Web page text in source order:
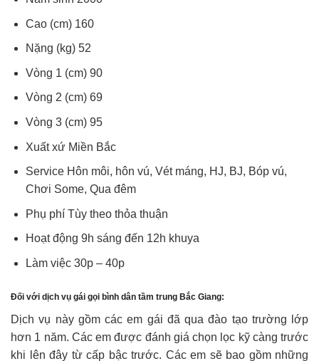
Cao (cm) 160
Nặng (kg) 52
Vòng 1 (cm) 90
Vòng 2 (cm) 69
Vòng 3 (cm) 95
Xuất xứ Miền Bắc
Service Hôn môi, hôn vú, Vét máng, HJ, BJ, Bóp vú,
Chơi Some, Qua đêm
Phụ phí Tùy theo thỏa thuận
Hoạt động 9h sáng đến 12h khuya
Làm việc 30p – 40p
Đối với dịch vụ gái gọi bình dân tầm trung Bắc Giang:
Dịch vụ này gồm các em gái đã qua đào tạo trường lớp
hơn 1 năm. Các em được đánh giá chọn lọc kỹ càng trước
khi lên đây từ cấp bậc trước. Các em sẽ bao gồm những